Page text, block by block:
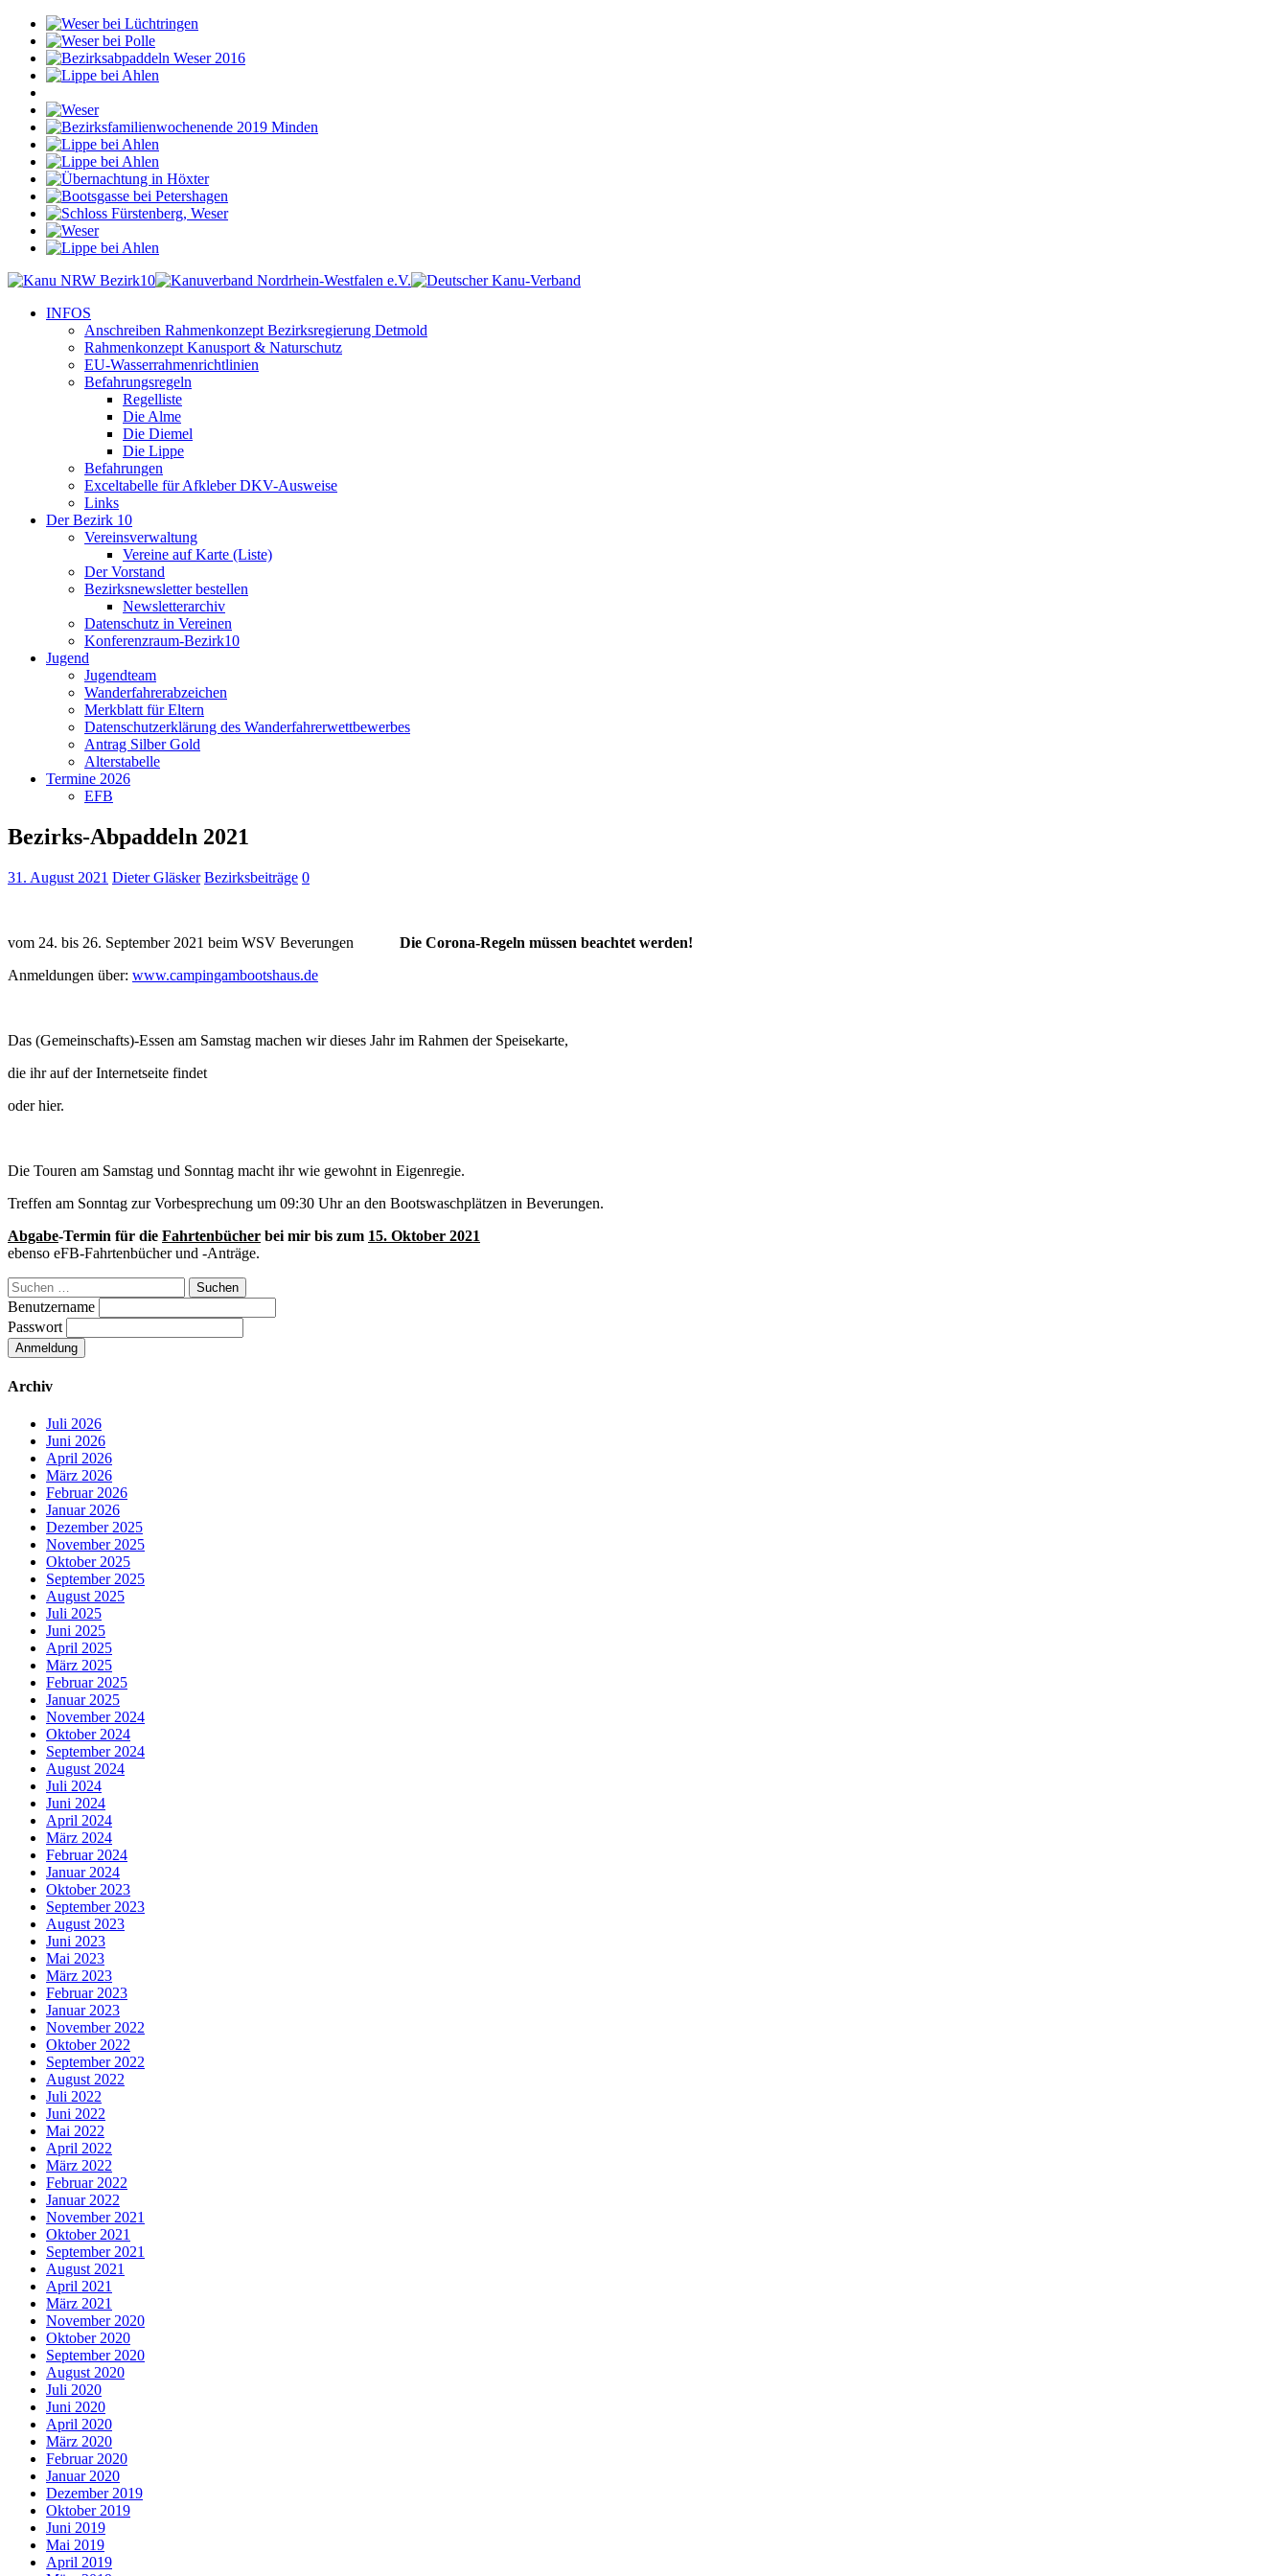
INFOS
Anschreiben Rahmenkonzept Bezirksregierung Detmold
Rahmenkonzept Kanusport & Naturschutz
EU-Wasserrahmenrichtlinien
Befahrungsregeln
Regelliste
Die Alme
Die Diemel
Die Lippe
Befahrungen
Exceltabelle für Afkleber DKV-Ausweise
Links
Der Bezirk 10
Vereinsverwaltung
Vereine auf Karte (Liste)
Der Vorstand
Bezirksnewsletter bestellen
Newsletterarchiv
Datenschutz in Vereinen
Konferenzraum-Bezirk10
Jugend
Jugendteam
Wanderfahrerabzeichen
Merkblatt für Eltern
Datenschutzerklärung des Wanderfahrerwettbewerbes
Antrag Silber Gold
Alterstabelle
Termine 2026
EFB
Bezirks-Abpaddeln 2021
31. August 2021 Dieter Gläsker Bezirksbeiträge 0
vom 24. bis 26. September 2021 beim WSV Beverungen Die Corona-Regeln müssen beachtet werden!
Anmeldungen über: www.campingambootshaus.de
Das (Gemeinschafts)-Essen am Samstag machen wir dieses Jahr im Rahmen der Speisekarte,
die ihr auf der Internetseite findet
oder hier.
Die Touren am Samstag und Sonntag macht ihr wie gewohnt in Eigenregie.
Treffen am Sonntag zur Vorbesprechung um 09:30 Uhr an den Bootswaschplätzen in Beverungen.
Abgabe-Termin für die Fahrtenbücher bei mir bis zum 15. Oktober 2021
ebenso eFB-Fahrtenbücher und -Anträge.
Suchen
nach:
Benutzername
Passwort
Archiv
Juli 2026
Juni 2026
April 2026
März 2026
Februar 2026
Januar 2026
Dezember 2025
November 2025
Oktober 2025
September 2025
August 2025
Juli 2025
Juni 2025
April 2025
März 2025
Februar 2025
Januar 2025
November 2024
Oktober 2024
September 2024
August 2024
Juli 2024
Juni 2024
April 2024
März 2024
Februar 2024
Januar 2024
Oktober 2023
September 2023
August 2023
Juni 2023
Mai 2023
März 2023
Februar 2023
Januar 2023
November 2022
Oktober 2022
September 2022
August 2022
Juli 2022
Juni 2022
Mai 2022
April 2022
März 2022
Februar 2022
Januar 2022
November 2021
Oktober 2021
September 2021
August 2021
April 2021
März 2021
November 2020
Oktober 2020
September 2020
August 2020
Juli 2020
Juni 2020
April 2020
März 2020
Februar 2020
Januar 2020
Dezember 2019
Oktober 2019
Juni 2019
Mai 2019
April 2019